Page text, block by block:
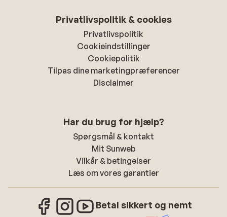
Privatlivspolitik & cookies
Privatlivspolitik
Cookieindstillinger
Cookiepolitik
Tilpas dine marketingpræferencer
Disclaimer
Har du brug for hjælp?
Spørgsmål & kontakt
Mit Sunweb
Vilkår & betingelser
Læs om vores garantier
Betal sikkert og nemt